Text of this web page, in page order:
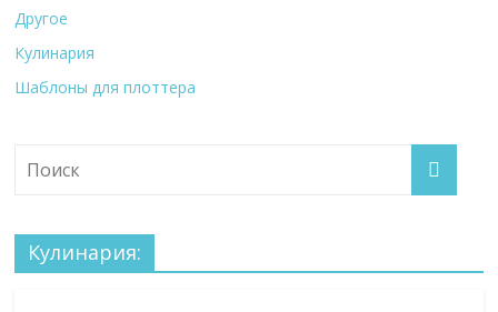
Другое
Кулинария
Шаблоны для плоттера
Кулинария: